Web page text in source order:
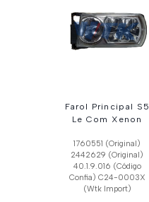
Farol Principal S5
Le Com Xenon
1760551 (Original)
2442629 (Original)
40.1.9.016 (Código
Confia) C24-0003X
(Wtk Import)